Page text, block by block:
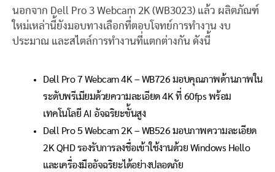
นอกจาก Dell Pro 3 Webcam 2K (WB3023) แล้ว ผลิตภัณฑ์
ใหม่เหล่านี้ยังมอบทางเลือกที่ตอบโจทย์การทำงาน งบ
ประมาณ และสไตล์การทำงานที่แตกต่างกัน ดังนี้
Dell Pro 7 Webcam 4K – WB726 มอบคุณภาพด้านภาพใน
ระดับพรีเมียมด้วยความละเอียด 4K ที่ 60fps พร้อม
เทคโนโลยี AI อัจฉริยะขั้นสูง
Dell Pro 5 Webcam 2K – WB526 มอบภาพความละเอียด
2K QHD รองรับการลงชื่อเข้าใช้งานด้วย Windows Hello
และเครื่องมืออัจฉริยะได้อย่างปลอดภัย